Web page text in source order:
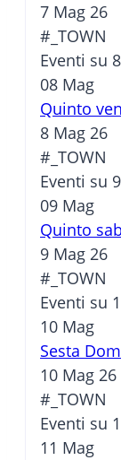
7 Mag 26
#_TOWN
Eventi su
08 Mag
Quinto
8 Mag 26
#_TOWN
Eventi su
09 Mag
Quinto
9 Mag 26
#_TOWN
Eventi su
10 Mag
Sesta
10 Mag 26
#_TOWN
Eventi su
11 Mag